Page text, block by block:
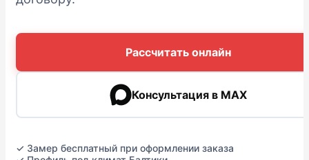
Рассчитать онлайн
Консультация в MAX
✓ Замер бесплатный при оформлении заказа